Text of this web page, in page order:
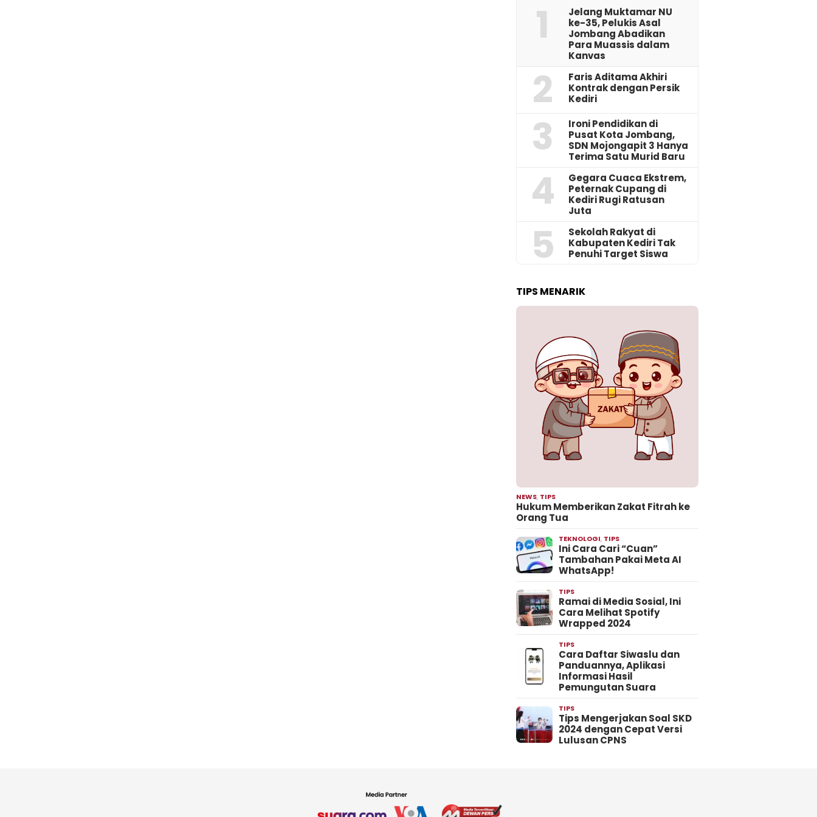
1
Jelang Muktamar NU
ke-35, Pelukis Asal
Jombang Abadikan
Para Muassis dalam
Kanvas
2
Faris Aditama Akhiri
Kontrak dengan Persik
Kediri
3
Ironi Pendidikan di
Pusat Kota Jombang,
SDN Mojongapit 3 Hanya
Terima Satu Murid Baru
4
‎Gegara Cuaca Ekstrem,
Peternak Cupang di
Kediri Rugi Ratusan
Juta
5
Sekolah Rakyat di
Kabupaten Kediri Tak
Penuhi Target Siswa
TIPS MENARIK
NEWS, TIPS
Hukum Memberikan Zakat Fitrah ke
Orang Tua
TEKNOLOGI, TIPS
Ini Cara Cari “Cuan”
Tambahan Pakai Meta AI
WhatsApp!
TIPS
Ramai di Media Sosial, Ini
Cara Melihat Spotify
Wrapped 2024
TIPS
Cara Daftar Siwaslu dan
Panduannya, Aplikasi
Informasi Hasil
Pemungutan Suara
TIPS
Tips Mengerjakan Soal SKD
2024 dengan Cepat Versi
Lulusan CPNS